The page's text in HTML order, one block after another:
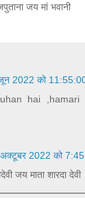
जय मां भवानी
जून 2022 को
hai ,hamari
अक्टूबर 2022 को
जय माता शारदा देवी